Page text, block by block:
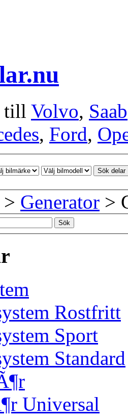
till Volvo, Saab
, Ford,
Sök delar
> Generator >
Sök
Rostfritt
Sport
Standard
Universal